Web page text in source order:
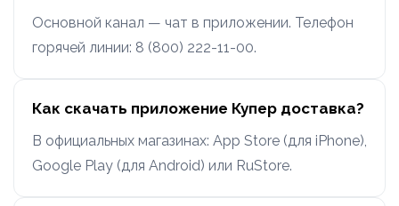
Основной канал — чат в приложении. Телефон
горячей линии: 8 (800) 222-11-00.
Как скачать приложение Купер доставка?
В официальных магазинах: App Store (для iPhone),
Google Play (для Android) или RuStore.